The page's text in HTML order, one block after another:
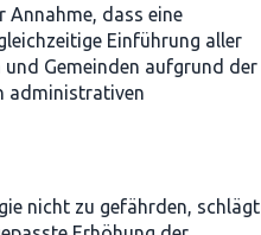
dass eine
Einführung aller
Gemeinden aufgrund der
administrativen
nicht zu gefährden, schlägt